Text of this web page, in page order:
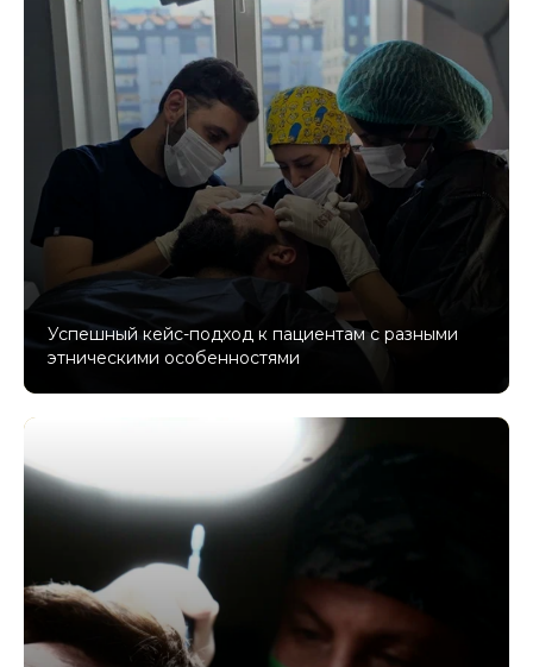
Успешный кейс-подход к пациентам с разными
этническими особенностями